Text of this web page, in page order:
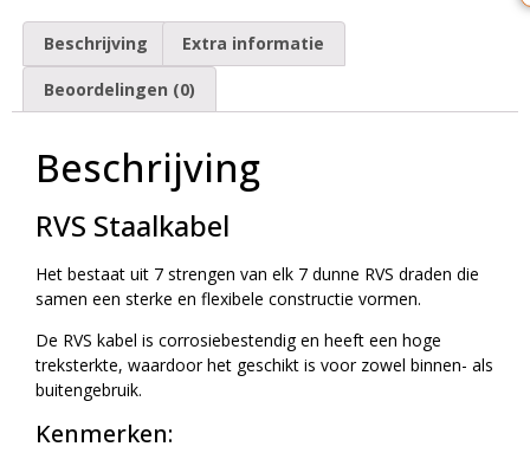
Beschrijving Extra informatie
Beoordelingen (0)
Beschrijving
RVS Staalkabel
Het bestaat uit 7 strengen van elk 7 dunne RVS draden die
samen een sterke en flexibele constructie vormen.
De RVS kabel is corrosiebestendig en heeft een hoge
treksterkte, waardoor het geschikt is voor zowel binnen- als
buitengebruik.
Kenmerken: